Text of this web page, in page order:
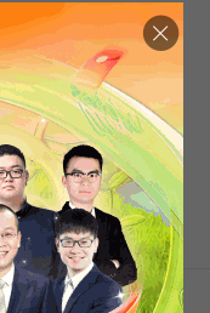
物理化学考研辅导
电路考研辅导
吉大考研辅导
寄宿考研辅导班
考研全封闭辅导班
考研寒假辅导